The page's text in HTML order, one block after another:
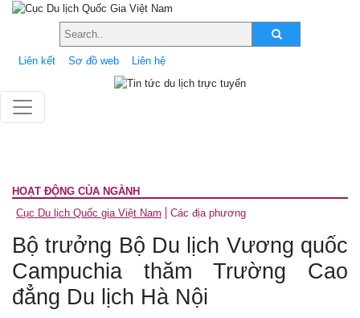
Liên kết Sơ đồ web Liên hệ
HOẠT ĐỘNG CỦA NGÀNH
Cục Du lịch Quốc gia Việt Nam
Các địa phương
Bộ trưởng Bộ Du lịch Vương quốc
Campuchia thăm Trường Cao
đẳng Du lịch Hà Nội